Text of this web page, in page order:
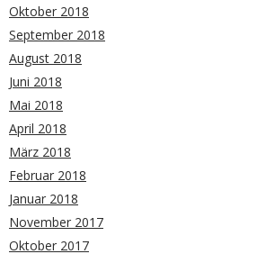
Oktober 2018
September 2018
August 2018
Juni 2018
Mai 2018
April 2018
März 2018
Februar 2018
Januar 2018
November 2017
Oktober 2017